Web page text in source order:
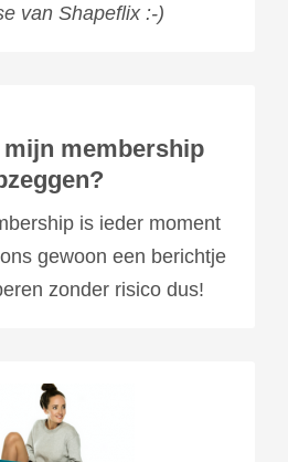
van Shapeflix :-)
mijn membership
is ieder moment
gewoon een berichtje
zonder risico dus!